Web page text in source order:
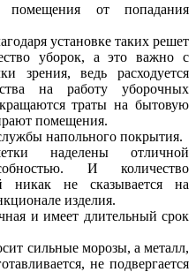
помещения от попадания
установке таких решет
уборок, а это важно с
зрения, ведь расходуется
на работу уборочных
траты на бытовую
помещения.
напольного покрытия.
наделены отличной
И количество
никак не сказывается на
изделия.
и имеет длительный срок
сильные морозы, а металл,
не подвергается